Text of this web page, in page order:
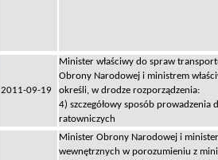
2011-09-19
Minister właściwy do spraw
Obrony Narodowej i ministrem
określi, w drodze rozporządzenia:
4) szczegółowy sposób prowadzenia
ratowniczych
Minister Obrony Narodowej i
wewnętrznych w porozumieniu z